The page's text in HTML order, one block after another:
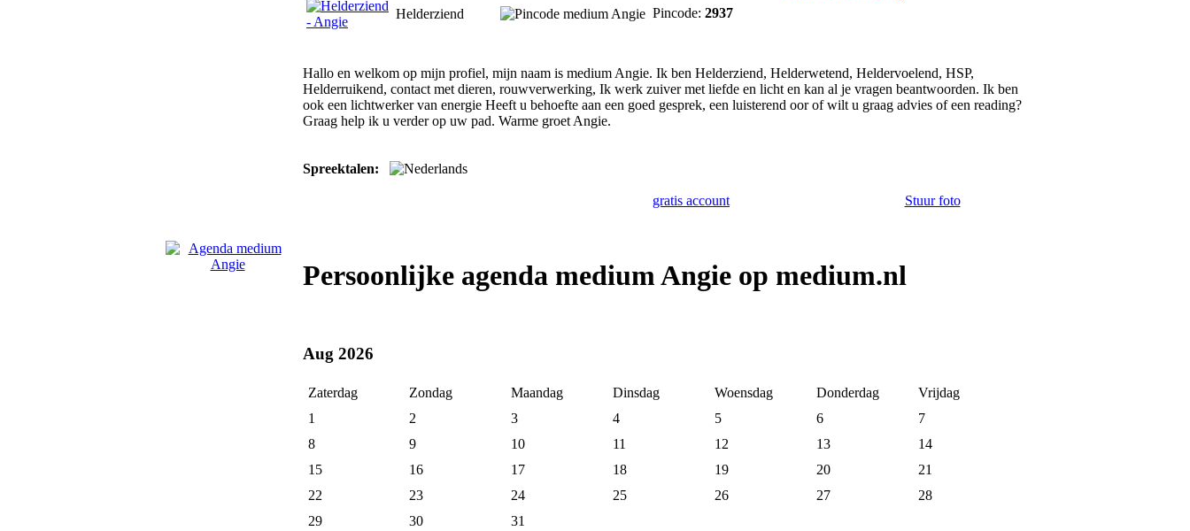
Helderziend Pincode: 2937
Hallo en welkom op mijn profiel, mijn naam is medium Angie. Ik ben Helderziend, Helderwetend, Heldervoelend, HSP,
Helderruikend, contact met dieren, rouwverwerking, Ik werk zuiver met liefde en licht en kan al je vragen beantwoorden. Ik ben
ook een lichtwerker van energie Heeft u behoefte aan een goed gesprek, een luisterend oor of wilt u graag advies of een reading?
Graag help ik u verder op uw pad. Warme groet Angie.
Spreektalen:
gratis account Stuur foto
Persoonlijke agenda medium Angie op medium.nl
Aug 2026
Zaterdag Zondag Maandag Dinsdag Woensdag Donderdag
Vrijdag
1
2 3 4 5 6
7
8
9 10 11 12 13
14
15
16 17 18 19 20
21
22
23 24 25 26 27
28
29
30 31